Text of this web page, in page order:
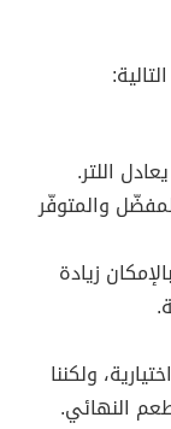
اللتر.
والمتوفّر
زيادة
ولكننا
النهائي.